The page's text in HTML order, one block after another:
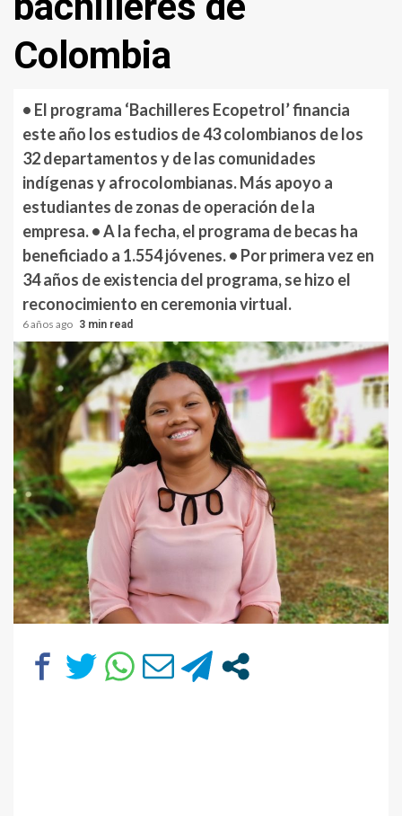
Colombia
• El programa ‘Bachilleres Ecopetrol’ financia
este año los estudios de 43 colombianos de los
32 departamentos y de las comunidades
indígenas y afrocolombianas. Más apoyo a
estudiantes de zonas de operación de la
empresa. • A la fecha, el programa de becas ha
beneficiado a 1.554 jóvenes. • Por primera vez en
34 años de existencia del programa, se hizo el
reconocimiento en ceremonia virtual.
6 años ago 3 min read